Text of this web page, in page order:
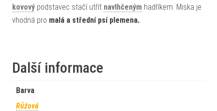
kovový podstavec stačí utřít navlhčeným hadříkem. Miska je
vhodná pro malá a střední psí plemena.
Další informace
Barva
Růžová